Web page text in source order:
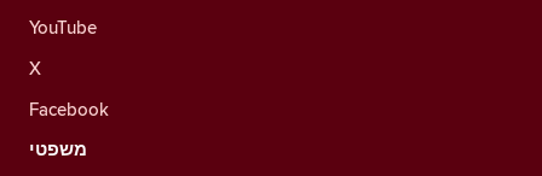
YouTube
X
Facebook
משפטי